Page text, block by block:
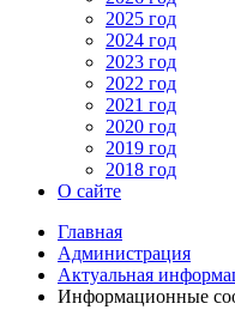
2025 год
2024 год
2023 год
2022 год
2021 год
2020 год
2019 год
2018 год
О сайте
Главная
Администрация
Актуальная
Информационные